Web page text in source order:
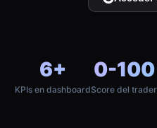
6+
KPIs en dashboard
0-100
Score del trader